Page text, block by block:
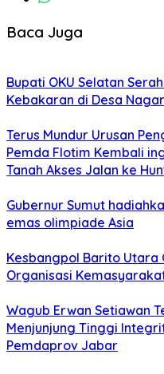
Baca Juga
Bupati OKU Selatan
Kebakaran di Desa
Terus Mundur Urusan
Pemda Flotim Kembali
Tanah Akses Jalan ke
Gubernur Sumut
emas olimpiade Asia
Kesbangpol Barito Utara
Organisasi
Wagub Erwan Setiawan
Menjunjung Tinggi
Pemdaprov Jabar